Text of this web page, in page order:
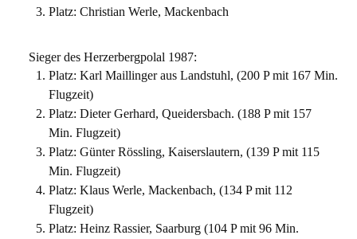
Platz: Christian Werle, Mackenbach
Sieger des Herzerbergpolal 1987:
Platz: Karl Maillinger aus Landstuhl, (200 P mit 167 Min.
Flugzeit)
Platz: Dieter Gerhard, Queidersbach. (188 P mit 157
Min. Flugzeit)
Platz: Günter Rössling, Kaiserslautern, (139 P mit 115
Min. Flugzeit)
Platz: Klaus Werle, Mackenbach, (134 P mit 112
Flugzeit)
Platz: Heinz Rassier, Saarburg (104 P mit 96 Min.